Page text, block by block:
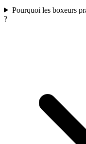
Pourquoi les boxeurs
?